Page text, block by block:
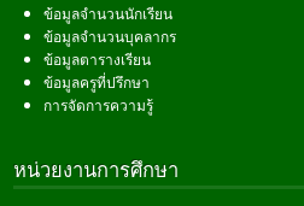
ข้อมูลจำนวนนักเรียน
ข้อมูลจำนวนบุคลากร
ข้อมูลตารางเรียน
ข้อมูลครูที่ปรึกษา
การจัดการความรู้
หน่วยงานการศึกษา